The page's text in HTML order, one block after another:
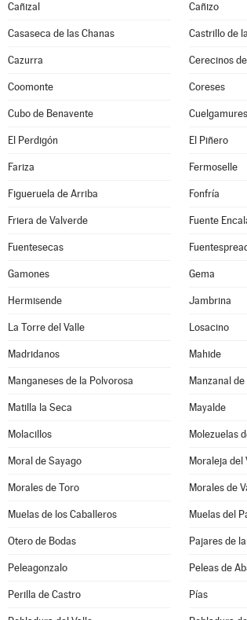
Cañizal Cañizo
Casaseca de las Chanas Castrillo de
Cazurra Cerecinos
Coomonte Coreses
Cubo de Benavente Cuelgamures
El Perdigón El Piñero
Fariza Fermoselle
Figueruela de Arriba Fonfría
Friera de Valverde Fuente
Fuentesecas
Gamones Gema
Hermisende Jambrina
La Torre del Valle Losacino
Madridanos Mahide
Manganeses de la Polvorosa Manzanal
Matilla la Seca Mayalde
Molacillos Molezuelas
Moral de Sayago Moraleja del
Morales de Toro Morales de
Muelas de los Caballeros Muelas del
Otero de Bodas Pajares de
Peleagonzalo Peleas de
Perilla de Castro Pías